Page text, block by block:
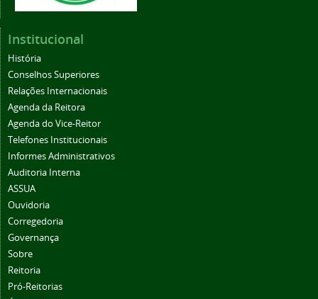
Institucional
História
Conselhos Superiores
Relações Internacionais
Agenda da Reitora
Agenda do Vice-Reitor
Telefones Institucionais
Informes Administrativos
Auditoria Interna
ASSUA
Ouvidoria
Corregedoria
Governança
Sobre
Reitoria
Pró-Reitorias